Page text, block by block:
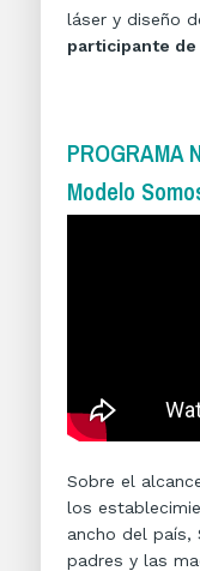
láser y diseño
participante
PROGRAMA
Modelo
Sobre el
los
ancho del país,
padres y las